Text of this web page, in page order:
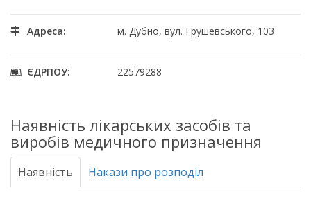
Адреса: м. Дубно, вул. Грушевського, 103
ЄДРПОУ: 22579288
Наявність лікарських засобів та
виробів медичного призначення
Наявність Накази про розподіл